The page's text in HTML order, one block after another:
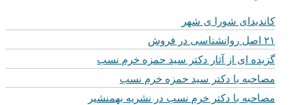
کاندیدای شورا ی شهر
۲۱ اصل روانشناسی در فروش
گزیده ای از آثار دکتر سید حمزه خرم نسب
مصاحبه با دکتر سید حمزه خرم نسب
مصاحبه با دکتر خرم نسب در نشریه بهمنشیر